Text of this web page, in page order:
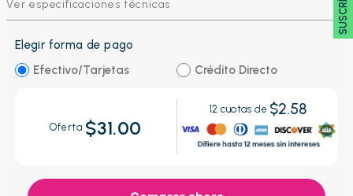
Ver especificaciones técnicas
Elegir forma de pago
Efectivo/Tarjetas
Crédito Directo
Oferta $31.00
12 cuotas de $2.58